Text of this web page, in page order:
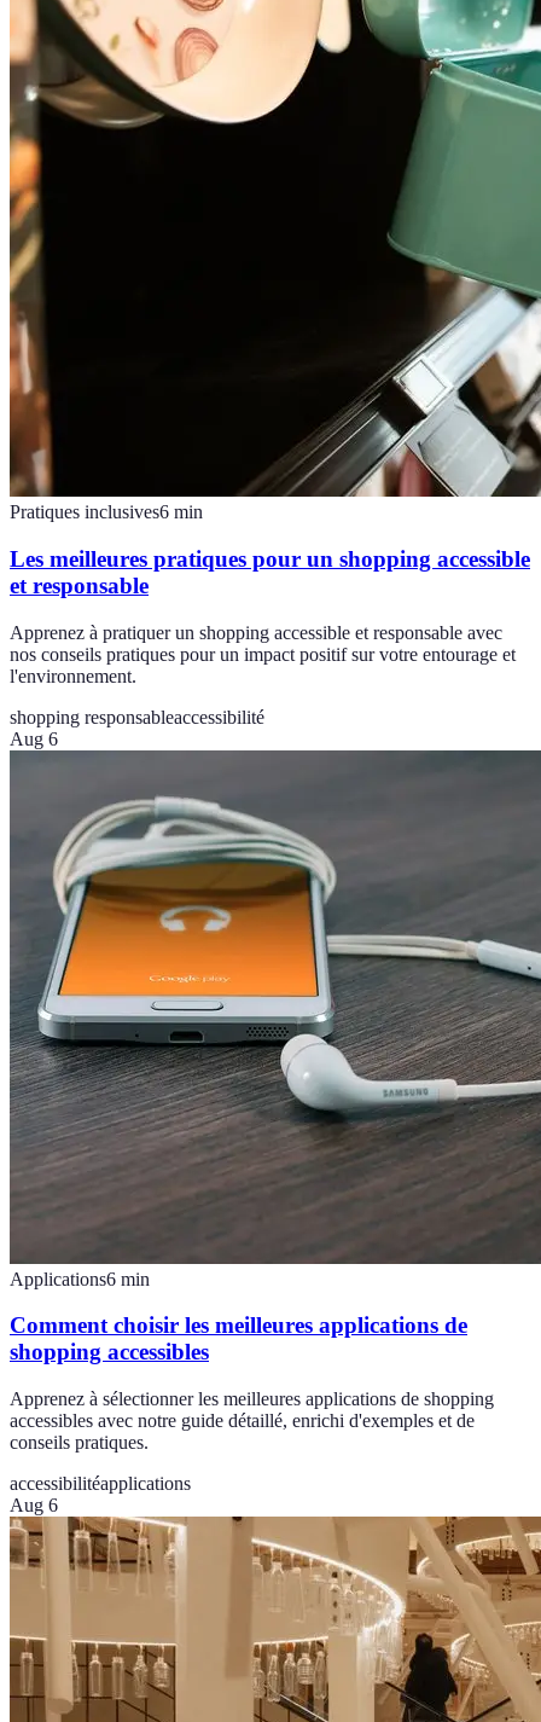
Pratiques inclusives6 min
Les meilleures pratiques pour un shopping accessible
et responsable
Apprenez à pratiquer un shopping accessible et responsable avec
nos conseils pratiques pour un impact positif sur votre entourage et
l'environnement.
shopping responsableaccessibilité
Aug 6
Applications6 min
Comment choisir les meilleures applications de
shopping accessibles
Apprenez à sélectionner les meilleures applications de shopping
accessibles avec notre guide détaillé, enrichi d'exemples et de
conseils pratiques.
accessibilitéapplications
Aug 6